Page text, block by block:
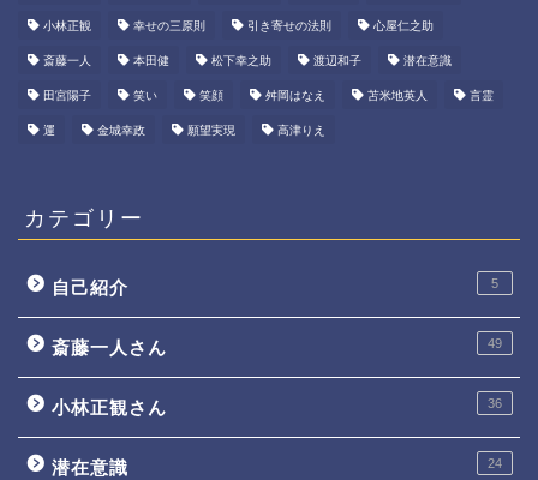
小林正観 幸せの三原則 引き寄せの法則 心屋仁之助
斎藤一人 本田健 松下幸之助 渡辺和子 潜在意識
田宮陽子 笑い 笑顔 舛岡はなえ 苫米地英人 言霊
運 金城幸政 願望実現 高津りえ
カテゴリー
自己紹介 5
斎藤一人さん 49
小林正観さん 36
潜在意識 24